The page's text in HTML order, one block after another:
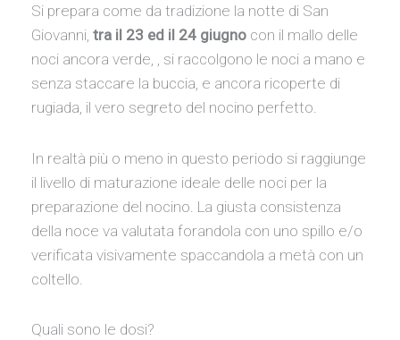
Si prepara come da tradizione la notte di San
Giovanni, tra il 23 ed il 24 giugnocon il mallo delle
noci ancora verde, , si raccolgono le noci a mano e
senza staccare la buccia, e ancora ricoperte di
rugiada, il vero segreto del nocino perfetto.
In realtà più o meno in questo periodo si raggiunge
il livello di maturazione ideale delle noci per la
preparazione del nocino. La giusta consistenza
della noce va valutata forandola con uno spillo e/o
verificata visivamente spaccandola a metà con un
coltello.
Quali sono le dosi?